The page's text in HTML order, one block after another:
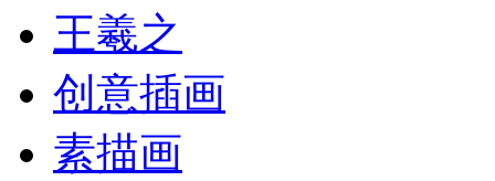
王羲之
创意插画
素描画